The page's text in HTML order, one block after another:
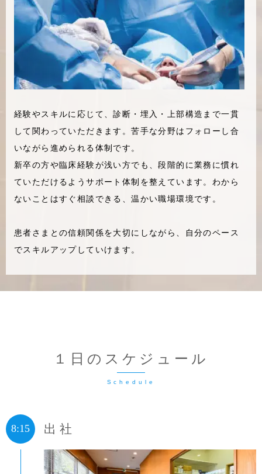
経験やスキルに応じて、診断・埋入・上部構造まで一貫
して関わっていただきます。苦手な分野はフォローし合
いながら進められる体制です。
新卒の方や臨床経験が浅い方でも、段階的に業務に慣れ
ていただけるようサポート体制を整えています。わから
ないことはすぐ相談できる、温かい職場環境です。
患者さまとの信頼関係を大切にしながら、自分のペース
でスキルアップしていけます。
１日のスケジュール
8:15 出社